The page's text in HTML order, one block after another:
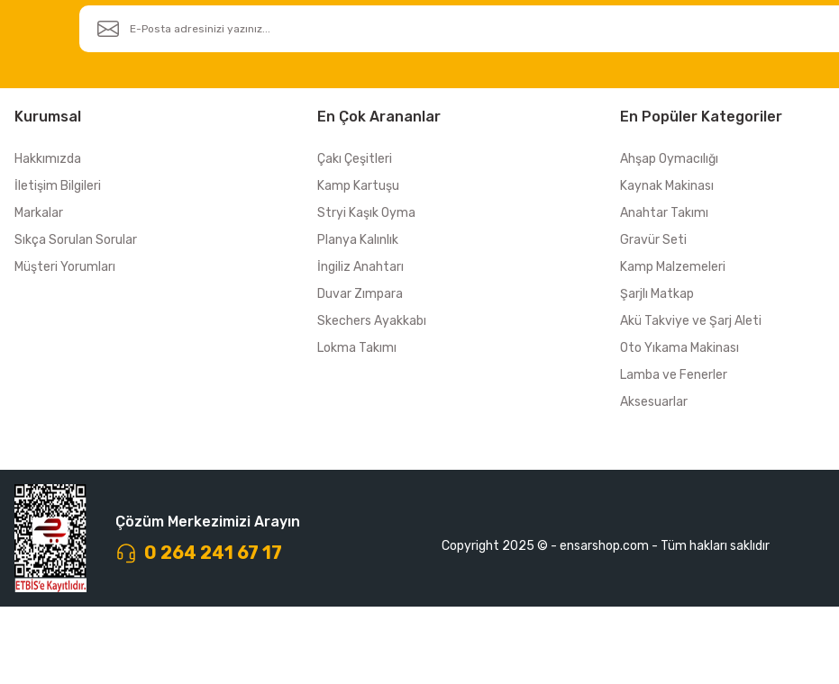
Kurumsal
Hakkımızda
İletişim Bilgileri
Markalar
Sıkça Sorulan Sorular
Müşteri Yorumları
En Çok Arananlar
Çakı Çeşitleri
Kamp Kartuşu
Stryi Kaşık Oyma
Planya Kalınlık
İngiliz Anahtarı
Duvar Zımpara
Skechers Ayakkabı
Lokma Takımı
En Popüler Kategoriler
Ahşap Oymacılığı
Kaynak Makinası
Anahtar Takımı
Gravür Seti
Kamp Malzemeleri
Şarjlı Matkap
Akü Takviye ve Şarj Aleti
Oto Yıkama Makinası
Lamba ve Fenerler
Aksesuarlar
Çözüm Merkezimizi Arayın
0 264 241 67 17 Copyright 2025 © - ensarshop.com - Tüm hakları saklıdır